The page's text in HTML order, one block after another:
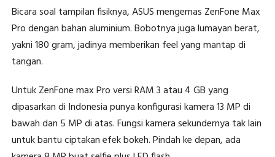
Bicara soal tampilan fisiknya, ASUS mengemas ZenFone Max
Pro dengan bahan aluminium. Bobotnya juga lumayan berat,
yakni 180 gram, jadinya memberikan feel yang mantap di
tangan.
Untuk ZenFone max Pro versi RAM 3 atau 4 GB yang
dipasarkan di Indonesia punya konfigurasi kamera 13 MP di
bawah dan 5 MP di atas. Fungsi kamera sekundernya tak lain
untuk bantu ciptakan efek bokeh. Pindah ke depan, ada